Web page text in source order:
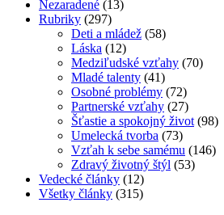
Nezaradené (13)
Rubriky (297)
Deti a mládež (58)
Láska (12)
Medziľudské vzťahy (70)
Mladé talenty (41)
Osobné problémy (72)
Partnerské vzťahy (27)
Šťastie a spokojný život (98)
Umelecká tvorba (73)
Vzťah k sebe samému (146)
Zdravý životný štýl (53)
Vedecké články (12)
Všetky články (315)